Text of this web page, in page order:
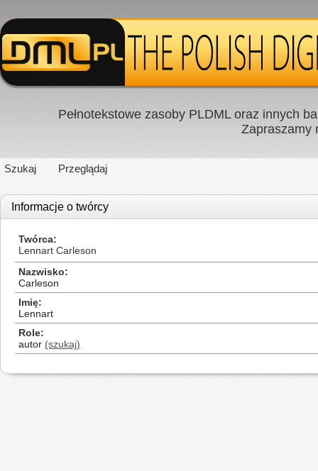
Pełnotekstowe zasoby PLDML oraz innych
Zapraszamy
Szukaj Przeglądaj
Informacje o twórcy
Twórca
Lennart Carleson
Nazwisko
Carleson
Imię
Lennart
Role
autor (szukaj)